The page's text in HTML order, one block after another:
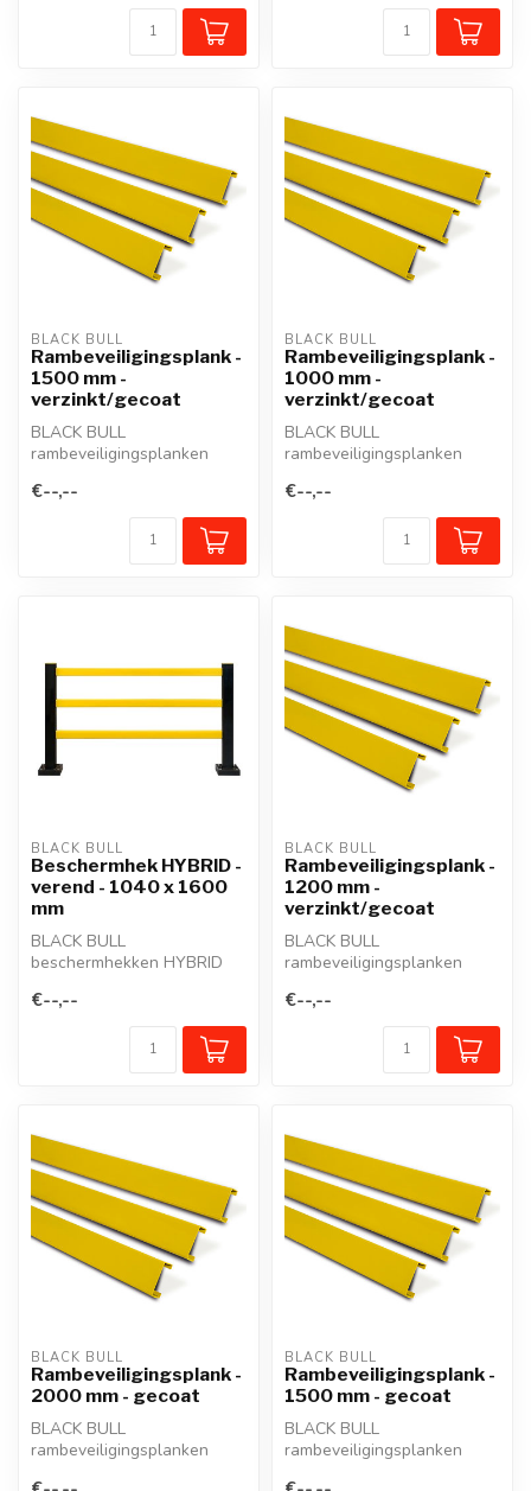
BLACK BULL
Rambeveiligingsplank -
1500 mm -
verzinkt/gecoat
BLACK BULL
rambeveiligingsplanken
staanders, werkposten,
€--,--
BLACK BULL
Rambeveiligingsplank -
1000 mm -
verzinkt/gecoat
BLACK BULL
rambeveiligingsplanken
staanders, werkposten,
€--,--
BLACK BULL
Beschermhek HYBRID -
verend - 1040 x 1600
mm
BLACK BULL
beschermhekken HYBRID
wandelgangen of in- en
€--,--
BLACK BULL
Rambeveiligingsplank -
1200 mm -
verzinkt/gecoat
BLACK BULL
rambeveiligingsplanken
staanders, werkposten,
€--,--
BLACK BULL
Rambeveiligingsplank -
2000 mm - gecoat
BLACK BULL
rambeveiligingsplanken
BLACK BULL
Rambeveiligingsplank -
1500 mm - gecoat
BLACK BULL
rambeveiligingsplanken